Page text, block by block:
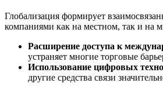
Глобализация формирует
компаниями как на местном, так и на
Расширение доступа к
устраняет многие торговые
Использование цифровых
другие средства связи